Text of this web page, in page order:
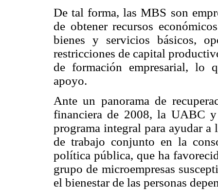
De tal forma, las MBS son
de obtener recursos
bienes y servicios básicos,
restricciones de capital
de formación empresarial, lo
apoyo.
Ante un panorama de
financiera de 2008, la UABC
programa integral para ayudar a
de trabajo conjunto en la
política pública, que ha
grupo de microempresas
el bienestar de las personas